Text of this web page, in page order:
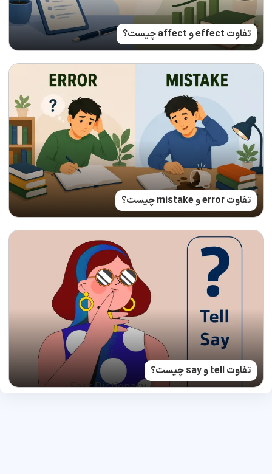
تفاوت effect و affect چیست؟
تفاوت error و mistake چیست؟
تفاوت tell و say چیست؟